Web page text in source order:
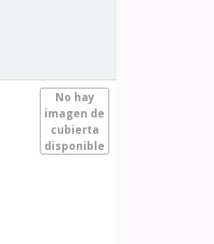
No hay
imagen de
cubierta
disponible